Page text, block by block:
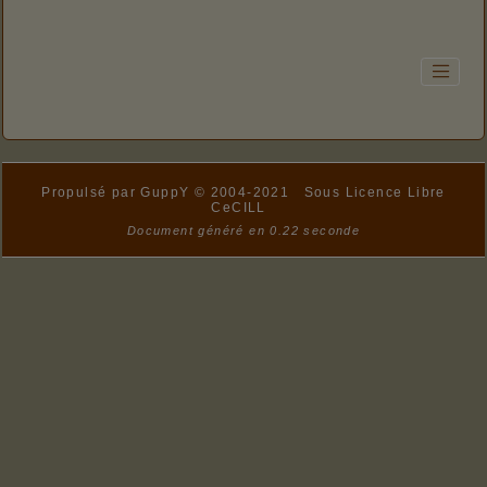
Propulsé par GuppY © 2004-2021
Sous Licence Libre
CeCILL
Document généré en 0.22 seconde